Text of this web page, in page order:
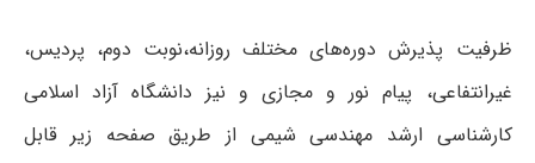
ظرفیت پذیرش دوره‌های مختلف روزانه،نوبت دوم، پردیس،
غیرانتفاعی، پیام نور و مجازی و نیز دانشگاه آزاد اسلامی
کارشناسی ارشد مهندسی شیمی از طریق صفحه زیر قابل